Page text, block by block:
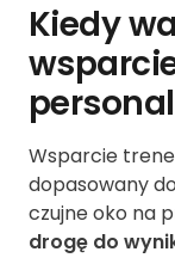
Kiedy
Wsparcie
dopasowany
czujne oko na
drogę do